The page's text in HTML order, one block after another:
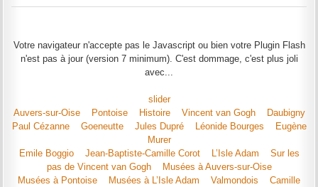
Votre navigateur n'accepte pas le Javascript ou bien votre Plugin Flash
n'est pas à jour (version 7 minimum). C'est dommage, c'est plus joli
avec...
slider
Auvers-sur-Oise
Pontoise Histoire Vincent van Gogh
Daubigny
Paul Cézanne
Goeneutte Jules Dupré Léonide Bourges
Eugène
Murer
Emile Boggio
Jean-Baptiste-Camille Corot L’Isle Adam
Sur les
pas de Vincent van Gogh
Musées à Auvers-sur-Oise
Musées à Pontoise
Musées à L’Isle Adam Valmondois
Camille